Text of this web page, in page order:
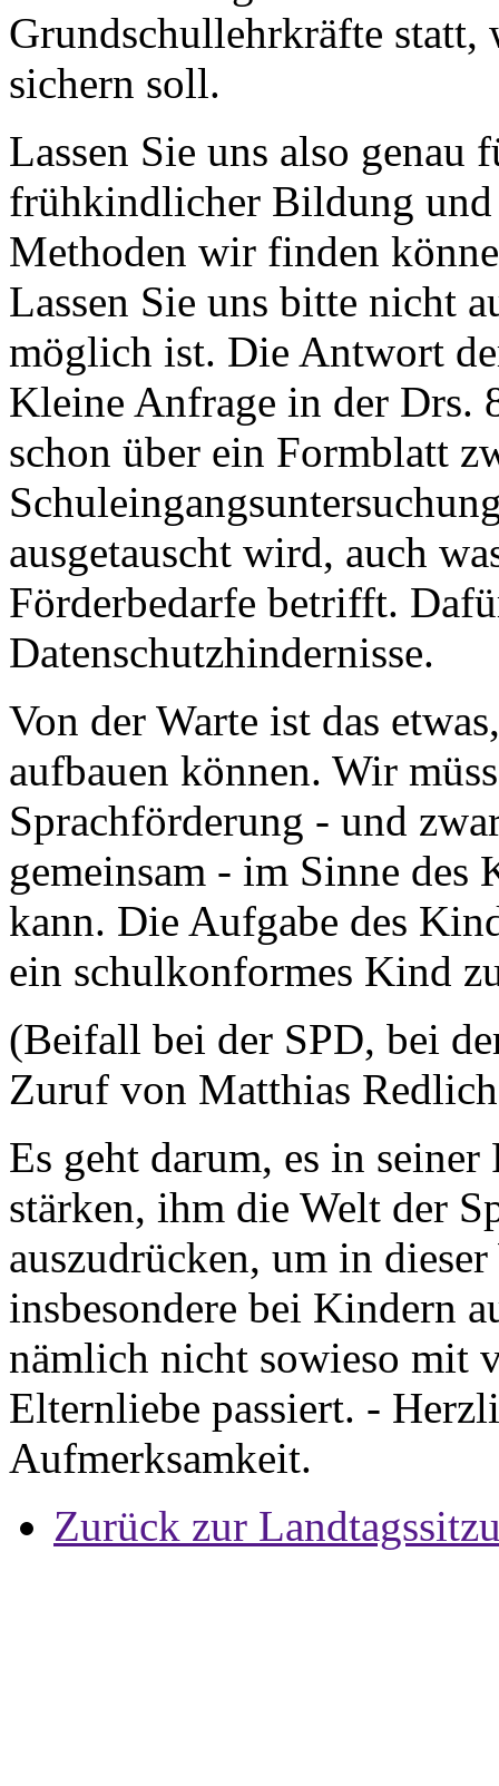
Grundschullehrkräfte statt,
sichern soll.
Lassen Sie uns also genau
frühkindlicher Bildung und
Methoden wir finden
Lassen Sie uns bitte nicht
möglich ist. Die Antwort
Kleine Anfrage in der Drs.
schon über ein Formblatt
ausgetauscht wird, auch
Förderbedarfe betrifft.
Datenschutzhindernisse.
Von der Warte ist das
aufbauen können. Wir
Sprachförderung - und
gemeinsam - im Sinne
kann. Die Aufgabe des
ein schulkonformes Kind
(Beifall bei der SPD, bei
Zuruf von Matthias
Es geht darum, es in
stärken, ihm die Welt der
auszudrücken, um in
insbesondere bei Kindern
nämlich nicht sowieso mit
Elternliebe passiert. -
Aufmerksamkeit.
Zurück zur